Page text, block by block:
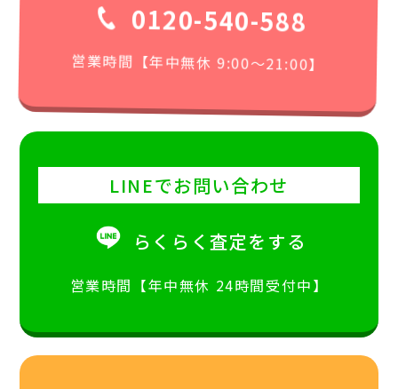
0120-540-588
営業時間【年中無休 9:00〜21:00】
LINEでお問い合わせ
らくらく査定をする
営業時間【年中無休 24時間受付中】